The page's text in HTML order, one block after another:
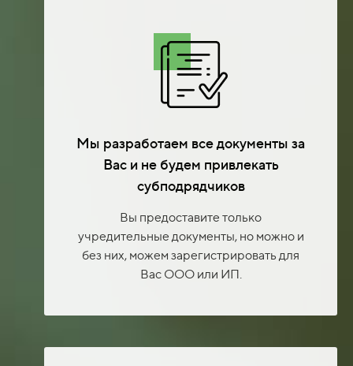
Мы разработаем все документы за
Вас и не будем привлекать
субподрядчиков
Вы предоставите только
учредительные документы, но можно и
без них, можем зарегистрировать для
Вас ООО или ИП.